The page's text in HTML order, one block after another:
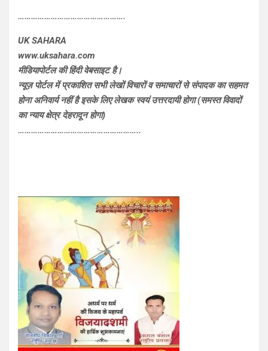
………………………………………….
UK SAHARA
www.uksahara.com
मीडियापोर्टल की हिंदी वेबसाइट है।
न्यूज़ पोर्टल में प्रकाशित सभी लेखों विचारों व समाचारों से संपादक का सहमत
होना अनिवार्य नहीं है इसके लिए लेखक स्वयं उत्तरदायी होगा (समस्त विवादों
का न्याय क्षेत्र देहरादून होगा)
………………………………………………..